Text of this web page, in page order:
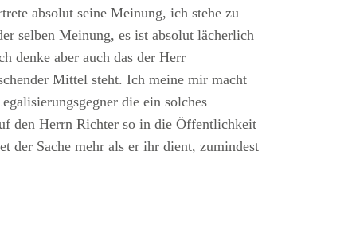
absolut seine Meinung, ich stehe zu
selben Meinung, es ist absolut lächerlich
denke aber auch das der Herr
Mittel steht. Ich meine mir macht
die ein solches
den Herrn Richter so in die Öffentlichkeit
der Sache mehr als er ihr dient, zumindest